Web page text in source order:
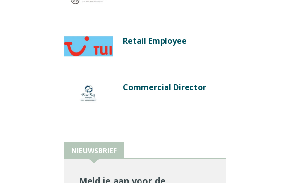
Retail Employee
Commercial Director
NIEUWSBRIEF
Meld je aan voor de